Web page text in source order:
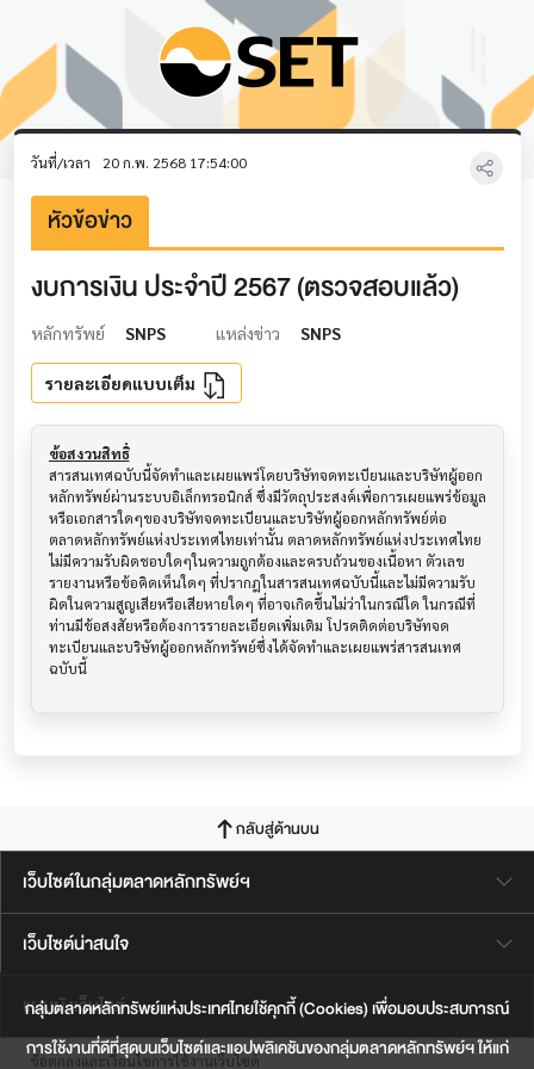
กลุ่มตลาดหลักทรัพย์แห่งประเทศไทยใช้คุกกี้ (Cookies) เพื่อมอบประสบการณ์
การใช้งานที่ดีที่สุดบนเว็บไซต์และแอปพลิเคชันของกลุ่มตลาดหลักทรัพย์ฯ ให้แก่
วันที่/เวลา 20 ก.พ. 2568 17:54:00
หัวข้อข่าว
งบการเงิน ประจำปี 2567 (ตรวจสอบแล้ว)
หลักทรัพย์ SNPS แหล่งข่าว SNPS
รายละเอียดแบบเต็ม
ข้อสงวนสิทธิ์
สารสนเทศฉบับนี้จัดทำและเผยแพร่โดยบริษัทจดทะเบียนและบริษัทผู้ออก
หลักทรัพย์ผ่านระบบอิเล็กทรอนิกส์ ซึ่งมีวัตถุประสงค์เพื่อการเผยแพร่ข้อมูล
หรือเอกสารใดๆของบริษัทจดทะเบียนและบริษัทผู้ออกหลักทรัพย์ต่อ
ตลาดหลักทรัพย์แห่งประเทศไทยเท่านั้น ตลาดหลักทรัพย์แห่งประเทศไทย
ไม่มีความรับผิดชอบใดๆในความถูกต้องและครบถ้วนของเนื้อหา ตัวเลข
รายงานหรือข้อคิดเห็นใดๆ ที่ปรากฎในสารสนเทศฉบับนี้และไม่มีความรับ
ผิดในความสูญเสียหรือเสียหายใดๆ ที่อาจเกิดขึ้นไม่ว่าในกรณีใด ในกรณีที่
ท่านมีข้อสงสัยหรือต้องการรายละเอียดเพิ่มเติม โปรดติดต่อบริษัทจด
ทะเบียนและบริษัทผู้ออกหลักทรัพย์ซึ่งได้จัดทำและเผยแพร่สารสนเทศ
ฉบับนี้
กลับสู่ด้านบน
เว็บไซต์ในกลุ่มตลาดหลักทรัพย์ฯ
เว็บไซต์น่าสนใจ
แผนผังเว็บไซต์
ข้อตกลงและเงื่อนไขการใช้งานเว็บไซต์